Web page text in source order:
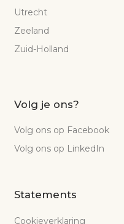
Utrecht
Zeeland
Zuid-Holland
Volg je ons?
Volg ons op Facebook
Volg ons op LinkedIn
Statements
Cookieverklaring